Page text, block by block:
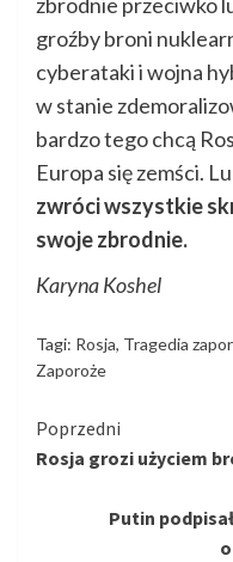
groźby broni
cyberataki i wojna
w stanie
bardzo tego chcą
Europa się zemści.
zwróci wszystkie
swoje zbrodnie.
Karyna Koshel
Tagi: Rosja, Tragedia
Zaporoże
Kontynuuj
czytanie
Poprzedni
Rosja grozi użyciem
Putin